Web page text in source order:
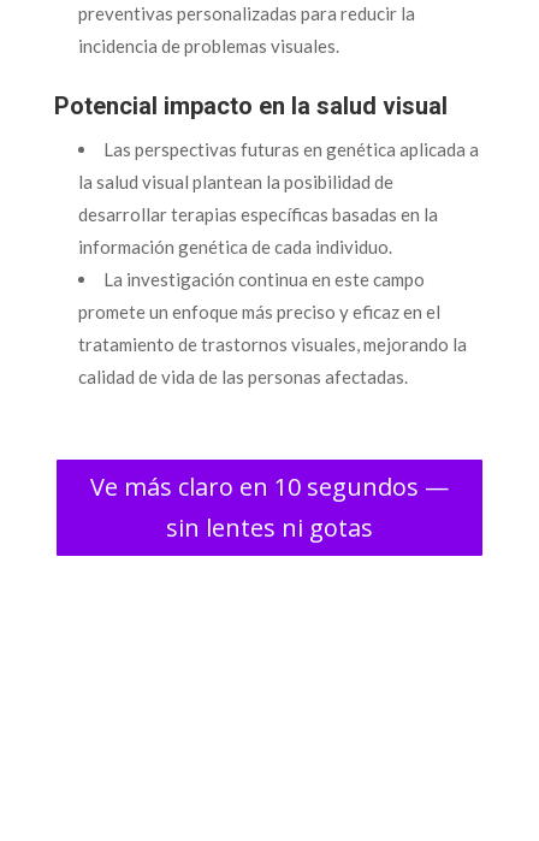
preventivas personalizadas para reducir la
incidencia de problemas visuales.
Potencial impacto en la salud visual
Las perspectivas futuras en genética aplicada a
la salud visual plantean la posibilidad de
desarrollar terapias específicas basadas en la
información genética de cada individuo.
La investigación continua en este campo
promete un enfoque más preciso y eficaz en el
tratamiento de trastornos visuales, mejorando la
calidad de vida de las personas afectadas.
Ve más claro en 10 segundos —
sin lentes ni gotas